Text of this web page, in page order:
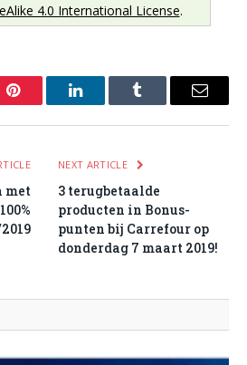
4.0 International License.
Pinterest LinkedInTumblr Email
met
NEXT ARTICLE
3 terugbetaalde
producten in Bonus-
punten bij Carrefour op
donderdag 7 maart 2019!